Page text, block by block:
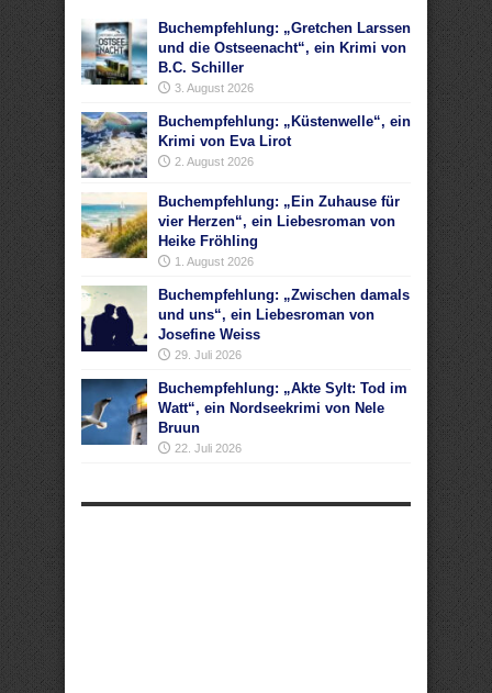
Buchempfehlung: „Gretchen Larssen
und die Ostseenacht“, ein Krimi von
B.C. Schiller
3. August 2026
Buchempfehlung: „Küstenwelle“, ein
Krimi von Eva Lirot
2. August 2026
Buchempfehlung: „Ein Zuhause für
vier Herzen“, ein Liebesroman von
Heike Fröhling
1. August 2026
Buchempfehlung: „Zwischen damals
und uns“, ein Liebesroman von
Josefine Weiss
29. Juli 2026
Buchempfehlung: „Akte Sylt: Tod im
Watt“, ein Nordseekrimi von Nele
Bruun
22. Juli 2026